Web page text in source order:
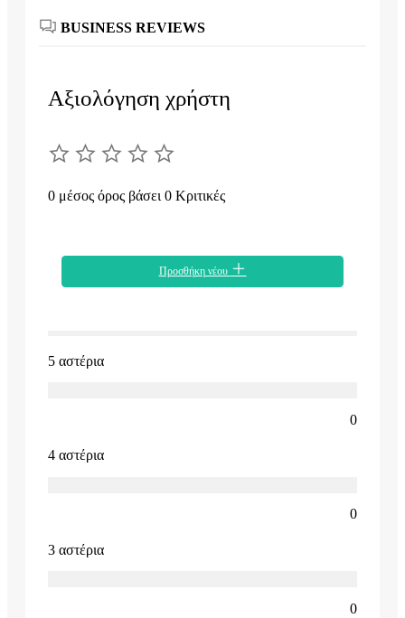
BUSINESS REVIEWS
Αξιολόγηση χρήστη
0 μέσος όρος βάσει 0 Κριτικές
Προσθήκη νέου
5 αστέρια
0
4 αστέρια
0
3 αστέρια
0